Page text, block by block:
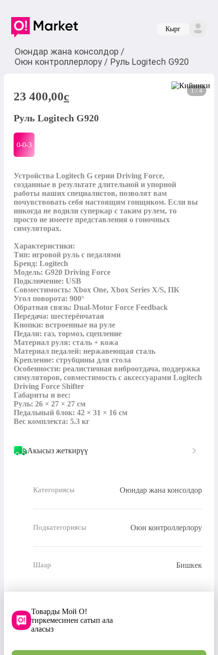
Кырг
Оюндар жана консолдор /
Оюн контроллерлору / Руль Logitech G920
1 / 4
23 400,00c
Руль Logitech G920
0-0-3
Устройства Logitech G серии Driving Force,
созданные в результате длительной и упорной
работы наших специалистов, позволят вам
почувствовать себя настоящим гонщиком. Если вы
никогда не водили суперкар с таким рулем, то
просто не имеете представления о гоночных
симуляторах.
Характеристики:
Тип: игровой руль с педалями
Бренд: Logitech
Модель: G920 Driving Force
Подключение: USB
Совместимость: Xbox One, Xbox Series X/S, ПК
Угол поворота: 900°
Обратная связь: Dual-Motor Force Feedback
Передача: шестерёнчатая
Кнопки: встроенные на руле
Педали: газ, тормоз, сцепление
Материал руля: сталь + кожа
Материал педалей: нержавеющая сталь
Крепление: струбцины для стола
Особенности: реалистичная виброотдача, поддержка
симуляторов, совместимость с аксессуарами Logitech
Driving Force Shifter
Габариты и вес:
Руль: 26 × 27 × 27 см
Педальный блок: 42 × 31 × 16 см
Вес комплекта: 5.3 кг
Акысыз жеткирүү
Категориясы Оюндар жана консолдор
Подкатегориясы Оюн контроллерлору
Шаар Бишкек
Товарды Мой О!
тиркемесинен сатып ала
аласыз